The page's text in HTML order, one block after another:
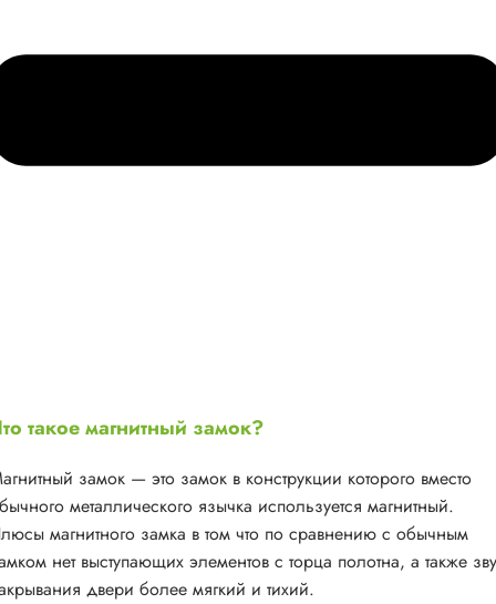
такое магнитный замок?
замок — это замок в конструкции которого вместо
металлического язычка используется магнитный.
магнитного замка в том что по сравнению с обычным
нет выступающих элементов с торца полотна, а также
двери более мягкий и тихий.